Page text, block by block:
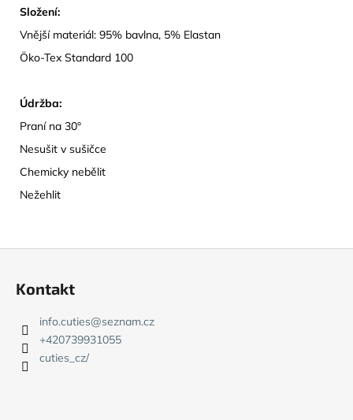
Složení:
Vnější materiál: 95% bavlna, 5% Elastan
Öko-Tex Standard 100
Údržba:
Praní na 30°
Nesušit v sušičce
Chemicky nebělit
Nežehlit
Kontakt
info.cuties@seznam.cz
+420739931055
cuties_cz/